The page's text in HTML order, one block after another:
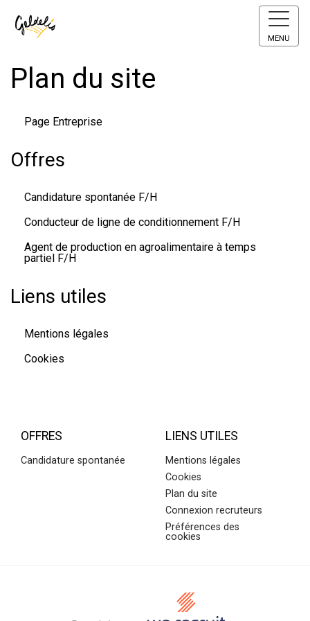
MENU
Plan du site
Page Entreprise
Offres
Candidature spontanée F/H
Conducteur de ligne de conditionnement F/H
Agent de production en agroalimentaire à temps
partiel F/H
Liens utiles
Mentions légales
Cookies
OFFRES
Candidature spontanée
LIENS UTILES
Mentions légales
Cookies
Plan du site
Connexion recruteurs
Préférences des
cookies